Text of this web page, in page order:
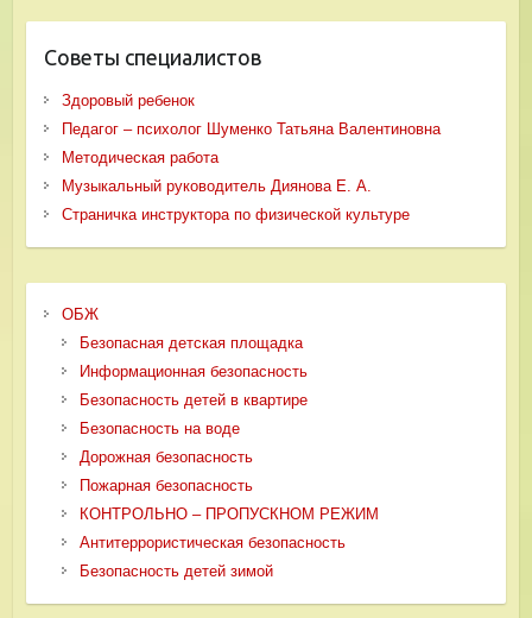
Советы специалистов
Здоровый ребенок
Педагог – психолог Шуменко Татьяна Валентиновна
Методическая работа
Музыкальный руководитель Диянова Е. А.
Страничка инструктора по физической культуре
ОБЖ
Безопасная детская площадка
Информационная безопасность
Безопасность детей в квартире
Безопасность на воде
Дорожная безопасность
Пожарная безопасность
КОНТРОЛЬНО – ПРОПУСКНОМ РЕЖИМ
Антитеррористическая безопасность
Безопасность детей зимой